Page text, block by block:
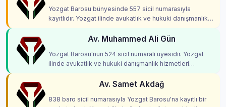
Yozgat Barosu bünyesinde 557 sicil numarasıyla
kayıtlıdır. Yozgat ilinde avukatlık ve hukuki danışmanlık
Av. Muhammed Ali Gün
Yozgat Barosu'nun 524 sicil numaralı üyesidir. Yozgat
ilinde avukatlık ve hukuki danışmanlık hizmetleri
Av. Samet Akdağ
838 baro sicil numarasıyla Yozgat Barosu'na kayıtlı bir